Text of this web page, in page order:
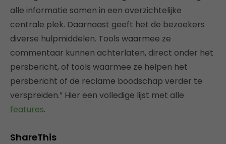
alle informatie samen in een overzichtelijke
centrale plek. Daarnaast geeft het de bezoekers
diverse hulpmiddelen. Tools waarmee ze
commentaar kunnen achterlaten, direct onder het
persbericht, of tools waarmee ze helpen het
persbericht of de reclame boodschap verder te
verspreiden.” Hier een volledige lijst met alle
features.
ShareThis